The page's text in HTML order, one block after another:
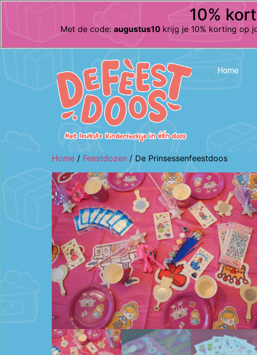
10%
Met de code: augustus10 krijg je 10% korting op
Home
Home / Feestdozen / De Prinsessenfeestdoos